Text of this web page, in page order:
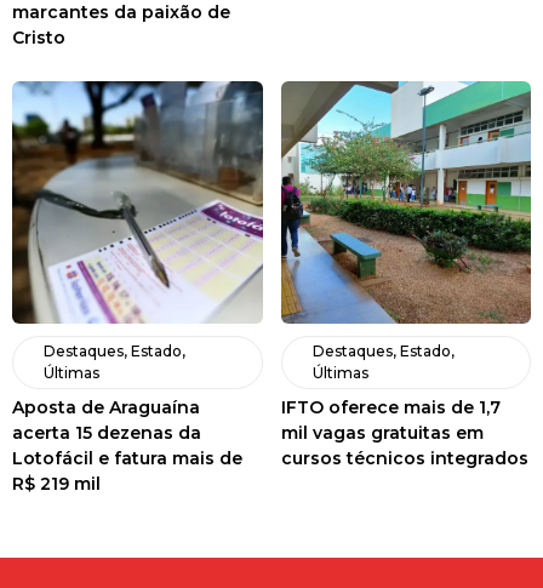
marcantes da paixão de
Cristo
Destaques, Estado,
Últimas
Aposta de Araguaína
acerta 15 dezenas da
Lotofácil e fatura mais de
R$ 219 mil
Destaques, Estado,
Últimas
IFTO oferece mais de 1,7
mil vagas gratuitas em
cursos técnicos integrados